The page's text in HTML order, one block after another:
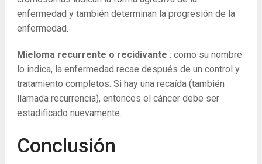
enfermedad y también determinan la progresión de la
enfermedad.
Mieloma recurrente o recidivante : como su nombre
lo indica, la enfermedad recae después de un control y
tratamiento completos. Si hay una recaída (también
llamada recurrencia), entonces el cáncer debe ser
estadificado nuevamente.
Conclusión